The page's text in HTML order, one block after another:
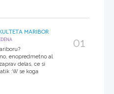
MARIBOR
enopredmetno al
delas, ce si
:W se koga
01